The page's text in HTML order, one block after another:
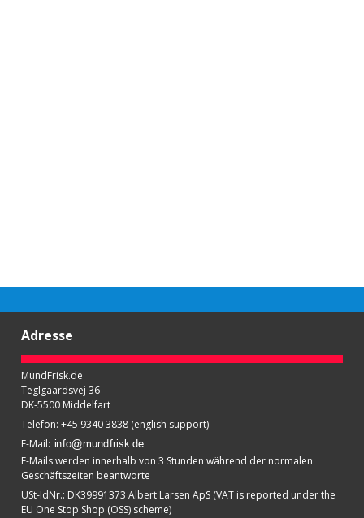
Adresse
MundFrisk.de
Teglgaardsvej 36
DK-5500 Middelfart
Telefon: +45 9340 3838 (english support)
E-Mail:
E-Mails werden innerhalb von 3 Stunden während der normalen
Geschäftszeiten beantworte
USt-IdNr.: DK39991373 Albert Larsen ApS (VAT is reported under the
EU One Stop Shop (OSS) scheme)